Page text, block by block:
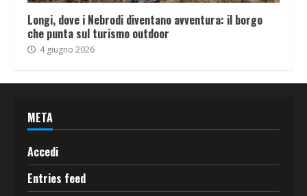
Longi, dove i Nebrodi diventano avventura: il borgo
che punta sul turismo outdoor
4 giugno 2026
META
Accedi
Entries feed